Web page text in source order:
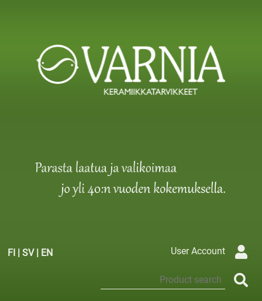
FI | SV| EN User Account